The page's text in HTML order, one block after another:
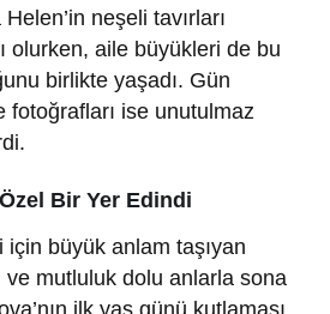
neşeli tavırları
olurken, aile büyükleri de bu
birlikte yaşadı. Gün
fotoğrafları ise unutulmaz
Bir Yer Edindi
büyük anlam taşıyan
mutluluk dolu anlarla sona
ilk yaş günü kutlaması,